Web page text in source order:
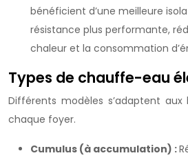
bénéficient d’une meilleure
résistance plus performante,
chaleur et la consommation
Types de chauffe-eau
Différents modèles s’adaptent aux
chaque foyer.
Cumulus (à accumulation) :